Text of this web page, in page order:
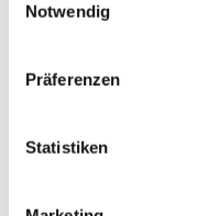
Notwendig
Präferenzen
Statistiken